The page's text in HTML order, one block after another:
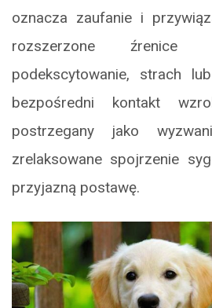
oznacza zaufanie i
rozszerzone źrenice
podekscytowanie, strach
bezpośredni kontakt
postrzegany jako
zrelaksowane spojrzenie
przyjazną postawę.